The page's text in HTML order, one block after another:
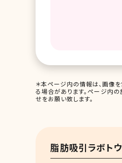
＊本ページ内の情報は、画像
る場合があります。ページ内
せをお願い致します。
脂肪吸引ラボト